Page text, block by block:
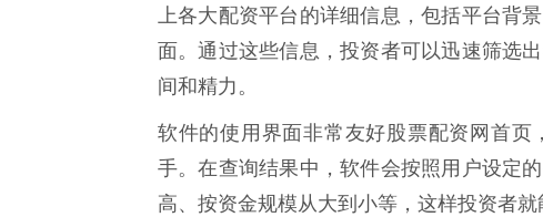
上各大配资平台的详细信息，包括平台背
面。通过这些信息，投资者可以迅速筛选
间和精力。
软件的使用界面非常友好股票配资网首
手。在查询结果中，软件会按照用户设定
高、按资金规模从大到小等，这样投资者